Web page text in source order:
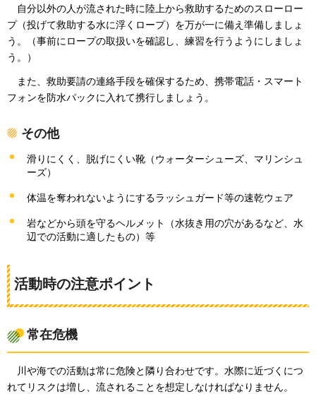
自分以外の人が流された時に陸上から救助するためのスローロー
プ（投げて救助する水に浮くロープ）を万が一に備え準備しましょ
う。（事前にロープの取扱いを確認し、練習を行うようにしましょ
う。）
また、 救助要請の連絡手段を確保するため、携帯電話・スマート
フォンを防水パックに入れて携行しましょう。
その他
滑りにくく、脱げにくい靴（ウォーターシューズ、マリンシュ
ーズ）
体温を奪われないようにするラッシュガード等の速乾ウェア
岩などから頭を守るヘルメット（水抜き用の穴があるなど、水
辺での活動に適したもの）等
活動時の注意ポイント
常在危機
川や海での活動は常に危険と隣り合わせです。水際に近づくにつ
れてリスクは増し、流されることを想定しなければなりません。